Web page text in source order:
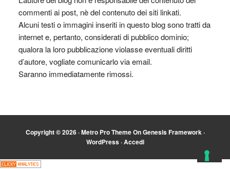
commenti ai post, nè del contenuto dei siti linkati.
Alcuni testi o immagini inseriti in questo blog sono tratti da
internet e, pertanto, considerati di pubblico dominio;
qualora la loro pubblicazione violasse eventuali diritti
d’autore, vogliate comunicarlo via email.
Saranno immediatamente rimossi.
Copyright © 2026 ·Metro Pro ThemeOnGenesis Framework ·
WordPress·Accedi